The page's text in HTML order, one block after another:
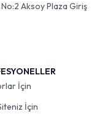
Aksoy Plaza Giriş
İçin
İçin